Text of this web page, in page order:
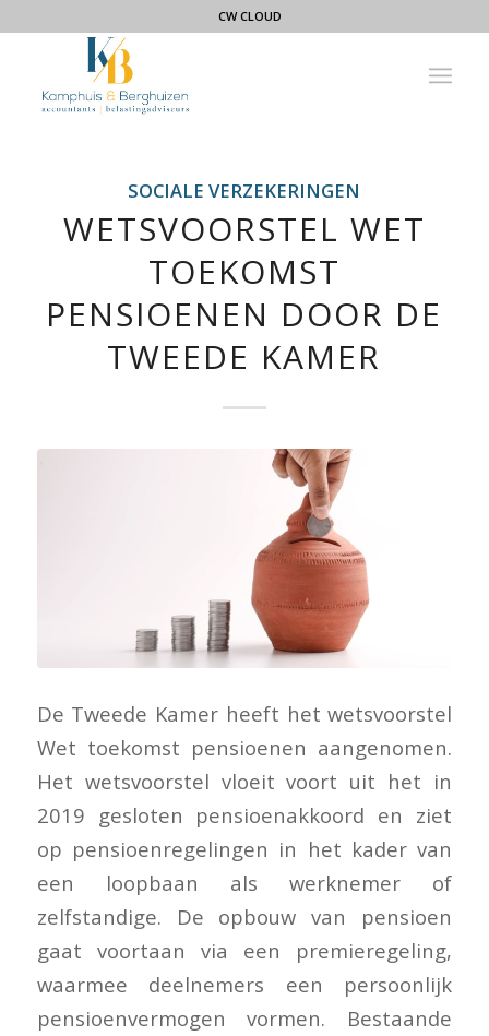
CW CLOUD
SOCIALE VERZEKERINGEN
WETSVOORSTEL WET
TOEKOMST
PENSIOENEN DOOR DE
TWEEDE KAMER
De Tweede Kamer heeft het wetsvoorstel
Wet toekomst pensioenen aangenomen.
Het wetsvoorstel vloeit voort uit het in
2019 gesloten pensioenakkoord en ziet
op pensioenregelingen in het kader van
een loopbaan als werknemer of
zelfstandige. De opbouw van pensioen
gaat voortaan via een premieregeling,
waarmee deelnemers een persoonlijk
pensioenvermogen vormen. Bestaande